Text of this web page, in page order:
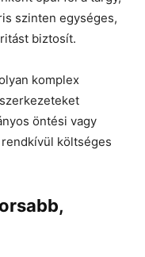
szinten egységes,
biztosít.
komplex
öntési vagy
költséges